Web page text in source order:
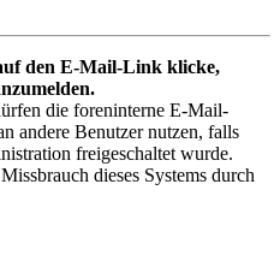
den E-Mail-Link klicke,
die foreninterne E-Mail-
andere Benutzer nutzen, falls
freigeschaltet wurde.
dieses Systems durch